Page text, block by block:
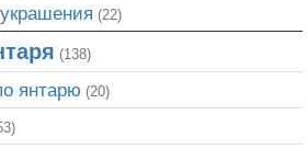
(22)
(138)
янтарю (20)